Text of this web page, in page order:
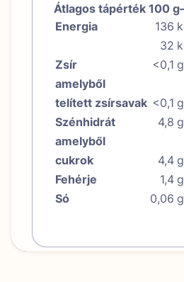
Átlagos tápérték 100
Energia
136
32
Zsír
<0,1 g
amelyből
telített zsírsavak <0,1 g
Szénhidrát
4,8 g
amelyből
cukrok
4,4 g
Fehérje
1,4 g
Só
0,06 g